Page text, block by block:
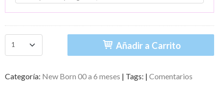
Añadir a Carrito
Categoría: New Born 00 a 6 meses | Tags: | Comentarios